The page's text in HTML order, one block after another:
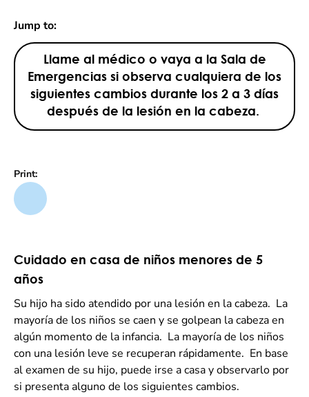
Jump to:
Llame al médico o vaya a la Sala de
Emergencias si observa cualquiera de los
siguientes cambios durante los 2 a 3 días
después de la lesión en la cabeza.
Print:
Cuidado en casa de niños menores de 5
años
Su hijo ha sido atendido por una lesión en la cabeza. La
mayoría de los niños se caen y se golpean la cabeza en
algún momento de la infancia. La mayoría de los niños
con una lesión leve se recuperan rápidamente. En base
al examen de su hijo, puede irse a casa y observarlo por
si presenta alguno de los siguientes cambios.